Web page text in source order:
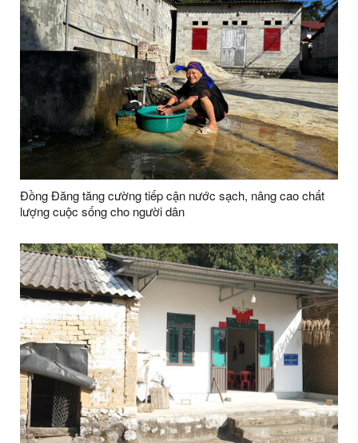
Đồng Đăng tăng cường tiếp cận nước sạch, nâng cao chất
lượng cuộc sống cho người dân